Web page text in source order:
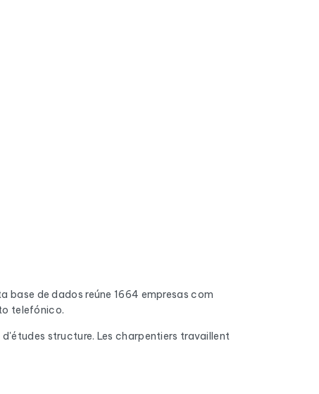
base de dados reúne 1664 empresas com
telefónico.
structure. Les charpentiers travaillent
Os endereços inválidos, as caixas de